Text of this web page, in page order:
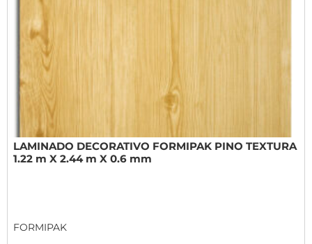
LAMINADO DECORATIVO FORMIPAK PINO TEXTURA
1.22 m X 2.44 m X 0.6 mm
FORMIPAK